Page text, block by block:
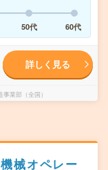
50代 60代
詳しく見る
業部（全国）
械オペレー